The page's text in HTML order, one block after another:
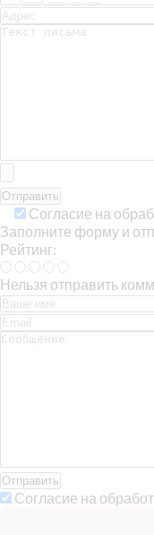
Согласие на
Заполните форму и
Рейтинг:
Нельзя отправить
Отправить
Согласие на